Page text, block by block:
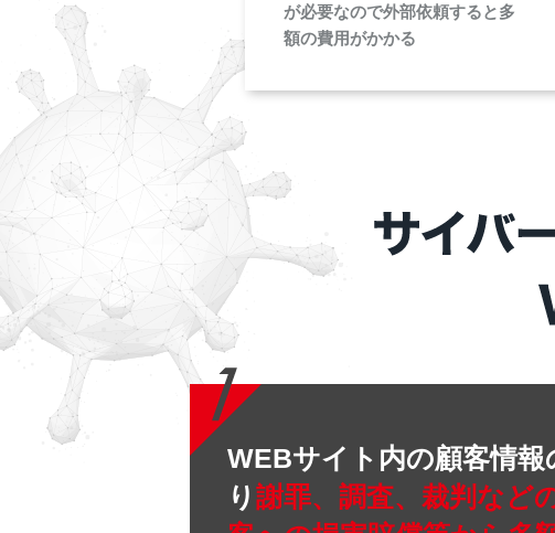
が必要なので外部依頼すると多
額の費用がかかる
WEBサイト内の顧客情報
り 謝罪、調査、裁判など